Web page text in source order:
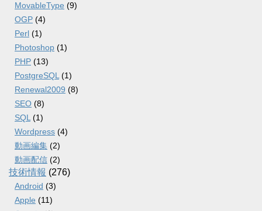
MovableType (9)
OGP (4)
Perl (1)
Photoshop (1)
PHP (13)
PostgreSQL (1)
Renewal2009 (8)
SEO (8)
SQL (1)
Wordpress (4)
動画編集 (2)
動画配信 (2)
技術情報 (276)
Android (3)
Apple (11)